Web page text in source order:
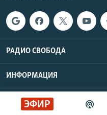
ЭФИР
РАДИО СВОБОДА
ИНФОРМАЦИЯ
Радио Свобода © 2026